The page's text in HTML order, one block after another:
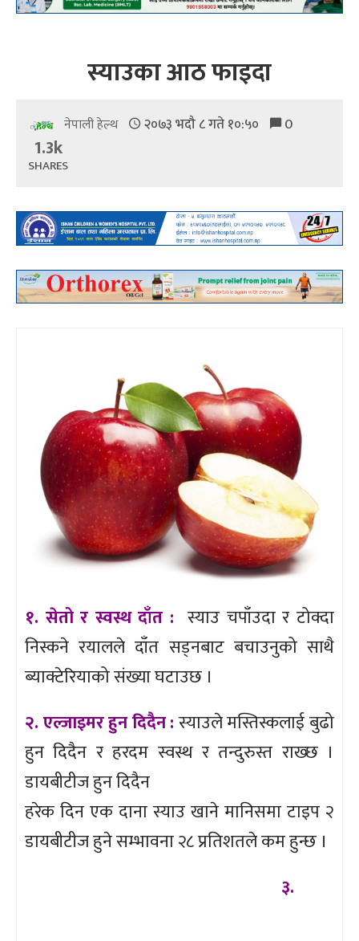
स्याउका आठ फाइदा
नेपाली हेल्थ २०७३ भदौ ८ गते १०:५० 0
1.3k
SHARES
१. सेतो र स्वस्थ दाँत : स्याउ चपाँउदा र टोक्दा
निस्कने रयालले दाँत सड्नबाट बचाउनुको साथै
ब्याक्टेरियाको संख्या घटाउछ ।
२. एल्जाइमर हुन दिदैन :स्याउले मस्तिस्कलाई बुढो
हुन दिदैन र हरदम स्वस्थ र तन्दुरुस्त राख्छ ।
डायबीटीज हुन दिदैन
हरेक दिन एक दाना स्याउ खाने मानिसमा टाइप २
डायबीटीज हुने सम्भावना २८ प्रतिशतले कम हुन्छ ।
३.